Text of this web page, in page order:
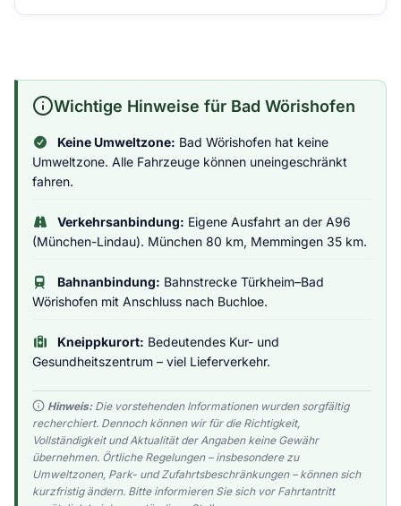
Wichtige Hinweise für Bad Wörishofen
Keine Umweltzone: Bad Wörishofen hat keine
Umweltzone. Alle Fahrzeuge können uneingeschränkt
fahren.
Verkehrsanbindung: Eigene Ausfahrt an der A96
(München-Lindau). München 80 km, Memmingen 35 km.
Bahnanbindung: Bahnstrecke Türkheim–Bad
Wörishofen mit Anschluss nach Buchloe.
Kneippkurort: Bedeutendes Kur- und
Gesundheitszentrum – viel Lieferverkehr.
Hinweis:Die vorstehenden Informationen wurden sorgfältig
recherchiert. Dennoch können wir für die Richtigkeit,
Vollständigkeit und Aktualität der Angaben keine Gewähr
übernehmen. Örtliche Regelungen – insbesondere zu
Umweltzonen, Park- und Zufahrtsbeschränkungen – können sich
kurzfristig ändern. Bitte informieren Sie sich vor Fahrtantritt